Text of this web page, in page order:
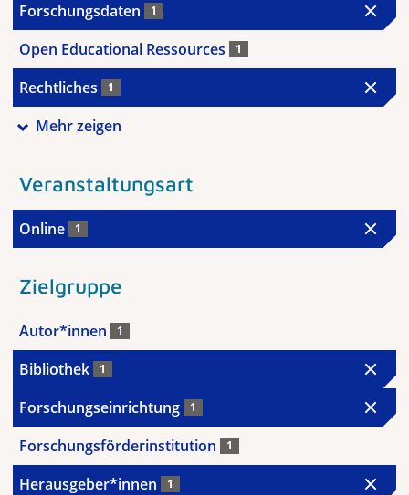
Forschungsdaten 1
Open Educational Ressources 1
Rechtliches 1
Mehr zeigen
Veranstaltungsart
Online 1
Zielgruppe
Autor*innen 1
Bibliothek 1
Forschungseinrichtung 1
Forschungsförderinstitution 1
Herausgeber*innen 1